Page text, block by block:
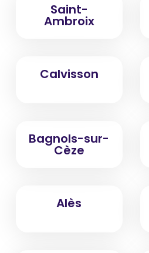
Saint-
Ambroix
Calvisson
Bagnols-sur-
Cèze
Alès